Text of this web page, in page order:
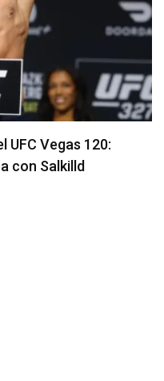
UFC Vegas 120:
con Salkilld